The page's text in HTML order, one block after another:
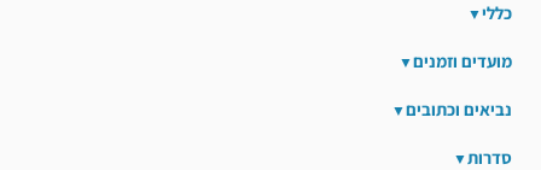
כללי
מועדים וזמנים
נביאים וכתובים
סדרות